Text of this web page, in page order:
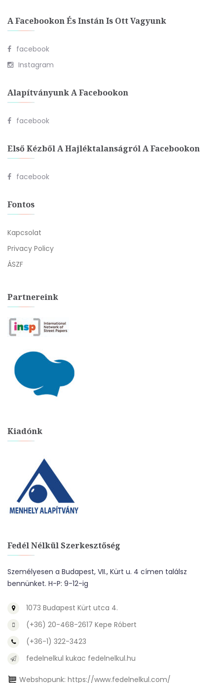
A Facebookon És Instán Is Ott Vagyunk
facebook
Instagram
Alapítványunk A Facebookon
facebook
Első Kézből A Hajléktalanságról A Facebookon
facebook
Fontos
Kapcsolat
Privacy Policy
ÁSZF
Partnereink
Kiadónk
Fedél Nélkül Szerkesztőség
Személyesen a Budapest, VII., Kürt u. 4 címen találsz
bennünket. H-P: 9-12-ig
1073 Budapest Kürt utca 4.
(+36) 20-468-2617 Kepe Róbert
(+36-1) 322-3423
fedelnelkul kukac fedelnelkul.hu
Webshopunk: https://www.fedelnelkul.com/